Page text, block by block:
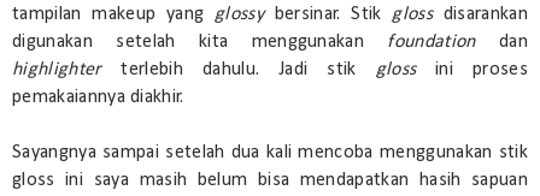
tampilan makeup yang glossy bersinar. Stik gloss disarankan
digunakan setelah kita menggunakan foundationdan
highlighterterlebih dahulu. Jadi stik glossini proses
pemakaiannya diakhir.
Sayangnya sampai setelah dua kali mencoba menggunakan stik
gloss ini saya masih belum bisa mendapatkan hasih sapuan